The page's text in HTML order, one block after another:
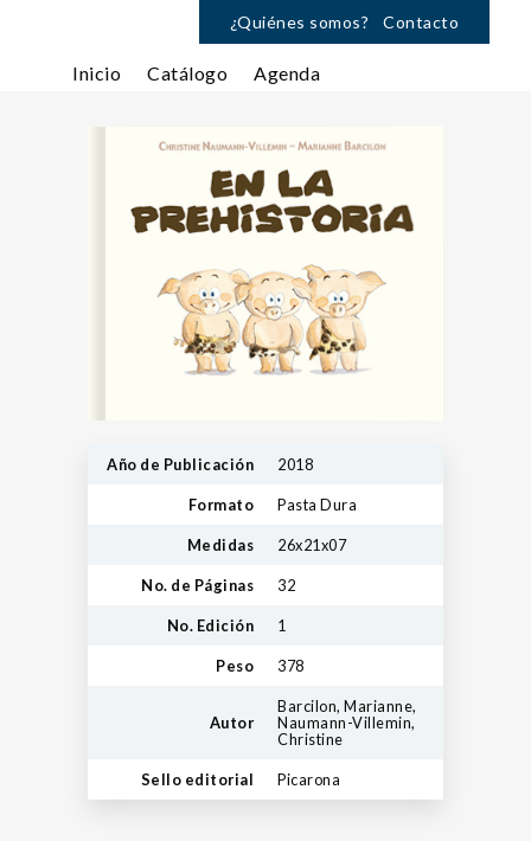
¿Quiénes somos? Contacto
Inicio Catálogo Agenda
Año de Publicación 2018
Formato Pasta Dura
Medidas 26x21x07
No. de Páginas 32
No. Edición 1
Peso 378
Autor
Barcilon, Marianne,
Naumann-Villemin,
Christine
Sello editorial Picarona